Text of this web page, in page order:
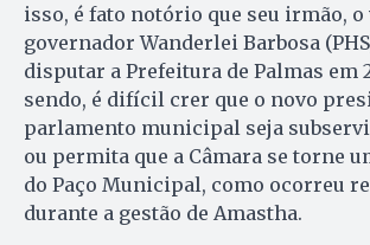
isso, é fato notório que seu irmão, o
governador Wanderlei Barbosa
disputar a Prefeitura de Palmas em
sendo, é difícil crer que o novo
parlamento municipal seja
ou permita que a Câmara se torne
do Paço Municipal, como ocorreu
durante a gestão de Amastha.